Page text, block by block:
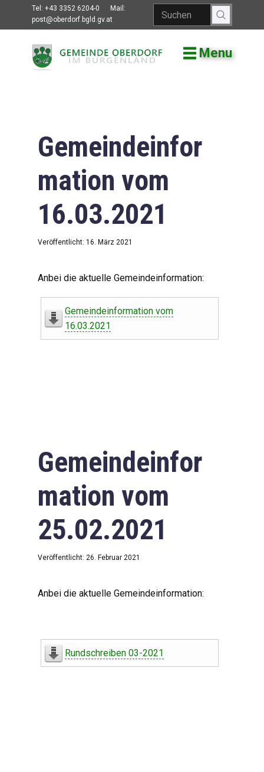
Tel: +43 3352 6204-0
Mail:
post@oberdorf.bgld.gv.at
Menu
Willkommen
Gemeindeamt
Gemeinderat
Bildung
Vereine
Leben in Oberdorf
Downloads
Impressum
Datenschutzerklärung
Gemeindeinfor
mation vom
16.03.2021
Veröffentlicht: 16. März 2021
Anbei die aktuelle Gemeindeinformation:
Gemeindeinformation vom
16.03.2021
Gemeindeinfor
mation vom
25.02.2021
Veröffentlicht: 26. Februar 2021
Anbei die aktuelle Gemeindeinformation:
Rundschreiben 03-2021